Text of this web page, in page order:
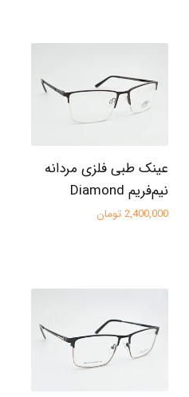
عینک طبی فلزی مردانه
نیم‌فریم Diamond
2,400,000 تومان